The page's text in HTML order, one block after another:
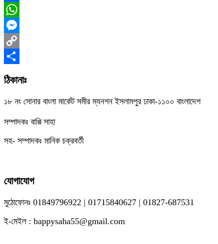
Facebook
WhatsApp
Messenger
Copy
Link
Share
ঠিকানাঃ
১৮ নং সোনার বাংলা মার্কেট সমীর ম্যনশন ইসলামপুর ঢাকা-১১০০ বাংলাদেশ
সম্পাদকঃ বাপ্পি সাহা
সহ- সম্পাদকঃ মানিক চক্রবর্তী
যোগাযোগ
মুঠোফোনঃ 01849796922 | 01715840627 | 01827-687531
ই-মেইল : bappysaha55@gmail.com